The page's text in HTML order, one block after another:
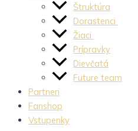
Štruktúra
Dorastenci
Žiaci
Prípravky
Dievčatá
Future team
Partneri
Fanshop
Vstupenky